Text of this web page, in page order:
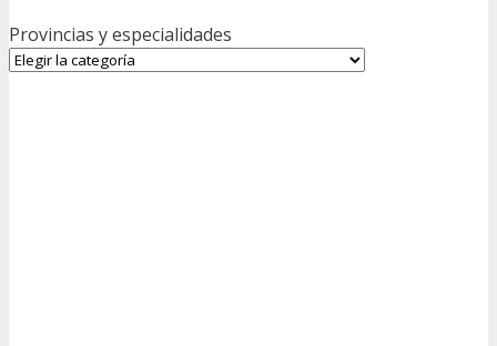
Provincias y especialidades